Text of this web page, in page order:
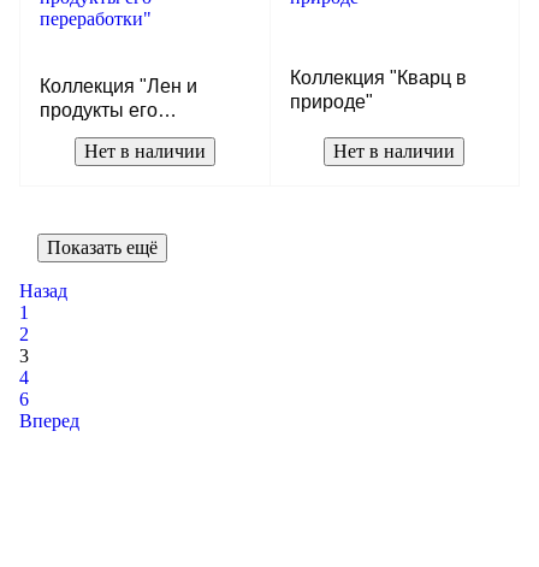
Коллекция "Лен и
продукты его
переработки"
Нет в наличии
Коллекция "Кварц в
природе"
Нет в наличии
Показать ещё
Назад
1
2
3
4
6
Вперед